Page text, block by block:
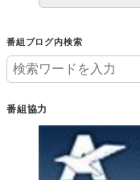
番組ブログ内検索
番組協力